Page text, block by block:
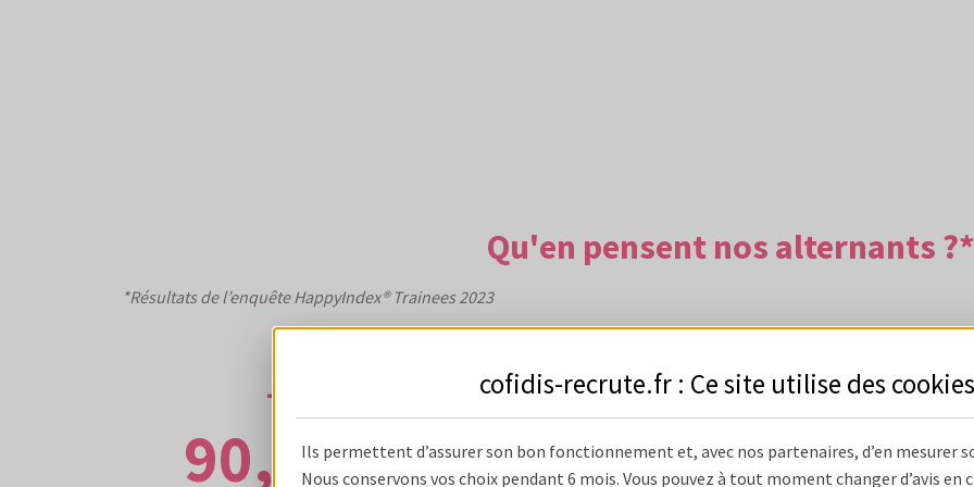
Qu'en pensent nos alternants ?*
*Résultats de l’enquête HappyIndex® Trainees 2023
90,9% 93,9% 92,4%
cofidis-recrute.fr : Ce site utilise des cookies
Ils permettent d’assurer son bon fonctionnement et, avec nos partenaires, d’en mesurer
Nous conservons vos choix pendant 6 mois. Vous pouvez à tout moment changer d’avis en